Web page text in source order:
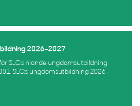
2026–2027
SLC:s nionde ungdomsutbildning
SLC:s ungdomsutbildning 2026–